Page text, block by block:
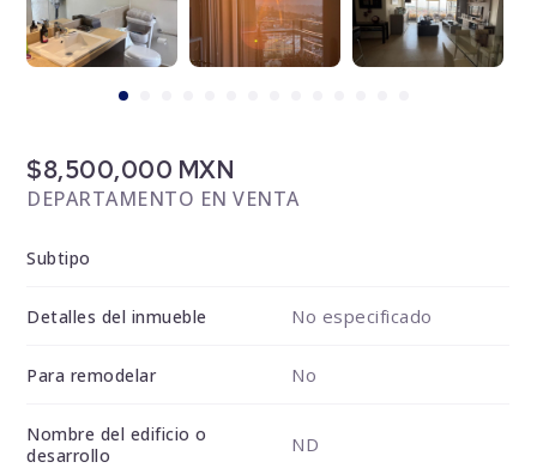
$8,500,000 MXN
DEPARTAMENTO EN VENTA
Subtipo
Detalles del inmueble No especificado
Para remodelar No
Nombre del edificio o
desarrollo
ND